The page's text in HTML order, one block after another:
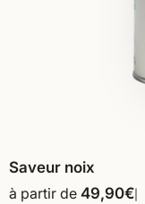
Saveur noix
à partir de 49,90€